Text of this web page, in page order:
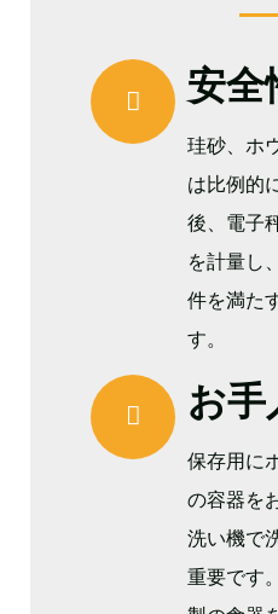
安全
珪砂、ホ
は比例的
後、電子
を計量し
件を満た
す。
お手
保存用に
の容器を
洗い機で
重要です